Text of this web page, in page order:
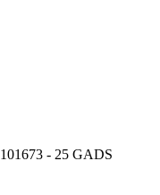
- 25 GADS